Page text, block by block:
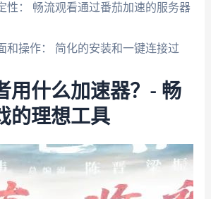
性： 畅流观看通过番茄加速的服务器
和操作： 简化的安装和一键连接过
用什么加速器？- 畅
的理想工具